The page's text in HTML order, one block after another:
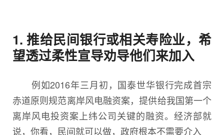
1. 推给民间银行或相关寿险业，希
望透过柔性宣导劝导他们来加入
例如2016年三月初，国泰世华银行完成首宗
赤道原则规范离岸风电融资案，提供给我国第一个
离岸风电投资案上纬公司关键的融资。经济部就
说，你看，民间就可以做，政府根本不需要介入